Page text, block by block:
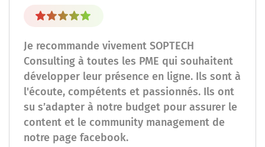
Je recommande vivement SOPTECH
Consulting à toutes les PME qui souhaitent
développer leur présence en ligne. Ils sont à
l'écoute, compétents et passionnés. Ils ont
su s’adapter à notre budget pour assurer le
content et le community management de
notre page facebook.